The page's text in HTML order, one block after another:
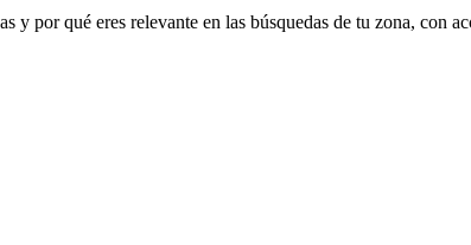
por qué eres relevante en las búsquedas de tu zona, con